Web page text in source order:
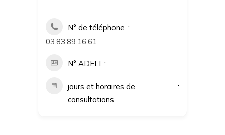
N° de téléphone
03.83.89.16.61
N° ADELI
jours et horaires de
consultations